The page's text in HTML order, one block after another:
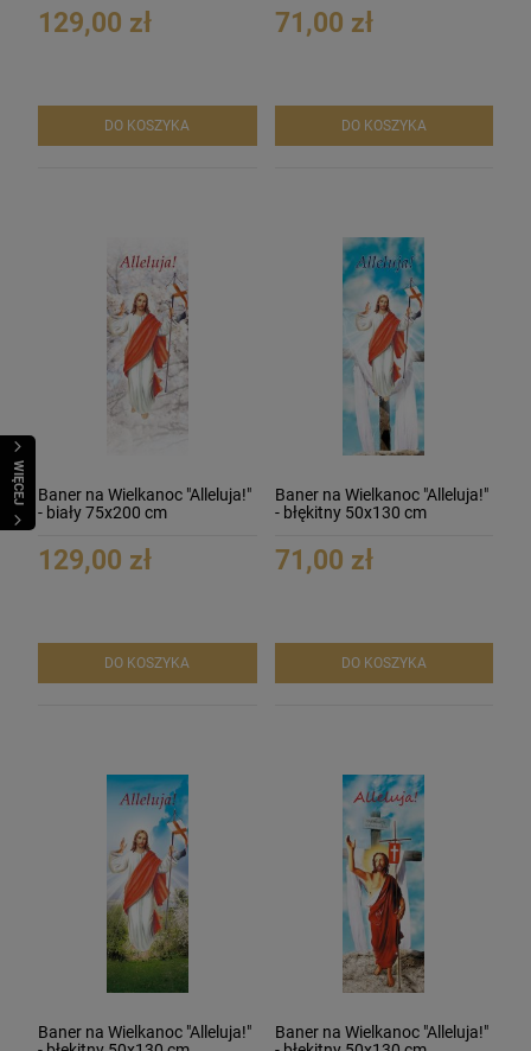
WIĘCEJ
129,00 zł
DO KOSZYKA
71,00 zł
DO KOSZYKA
Baner na Wielkanoc "Alleluja!"
- biały 75x200 cm
129,00 zł
DO KOSZYKA
Baner na Wielkanoc "Alleluja!"
- błękitny 50x130 cm
71,00 zł
DO KOSZYKA
Baner na Wielkanoc "Alleluja!"
Baner na Wielkanoc "Alleluja!"